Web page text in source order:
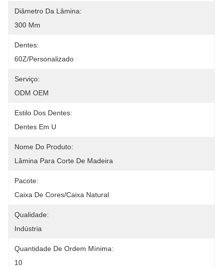
Diâmetro Da Lâmina:
300 Mm
Dentes:
60Z/personalizado
Serviço:
ODM OEM
Estilo Dos Dentes:
Dentes Em U
Nome Do Produto:
Lâmina Para Corte De Madeira
Pacote:
Caixa De Cores/caixa Natural
Qualidade:
Indústria
Quantidade De Ordem Mínima:
10